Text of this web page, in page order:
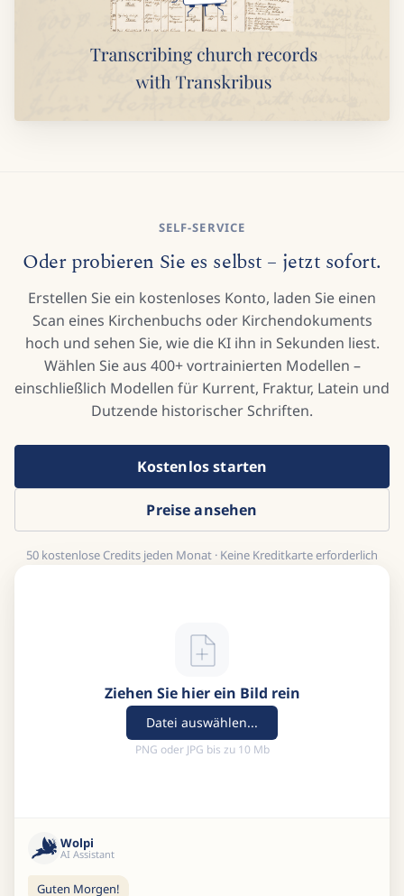
SELF-SERVICE
Oder probieren Sie es selbst – jetzt sofort.
Erstellen Sie ein kostenloses Konto, laden Sie einen
Scan eines Kirchenbuchs oder Kirchendokuments
hoch und sehen Sie, wie die KI ihn in Sekunden liest.
Wählen Sie aus 400+ vortrainierten Modellen –
einschließlich Modellen für Kurrent, Fraktur, Latein und
Dutzende historischer Schriften.
Kostenlos starten
Preise ansehen
50 kostenlose Credits jeden Monat · Keine Kreditkarte erforderlich
Ziehen Sie hier ein Bild rein
Datei auswählen...
PNG oder JPG bis zu 10 Mb
Wolpi
AI Assistant
Guten Morgen!